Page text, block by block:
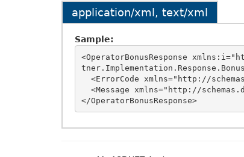
application/xml, text/xml
Sample:
<OperatorBonusResponse
</OperatorBonusResponse>